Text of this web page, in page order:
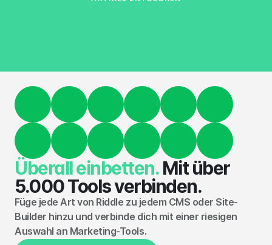
Überall einbetten.Mit über
5.000 Tools verbinden.
Füge jede Art von Riddle zu jedem CMS oder Site-
Builder hinzu und verbinde dich mit einer riesigen
Auswahl an Marketing-Tools.